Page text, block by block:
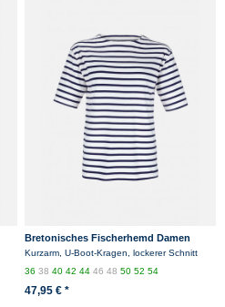
Bretonisches Fischerhemd Damen
Kurzarm - weiss/blaugestreift
Kurzarm, U-Boot-Kragen, lockerer Schnitt
36384042444648505254
47,95 € *